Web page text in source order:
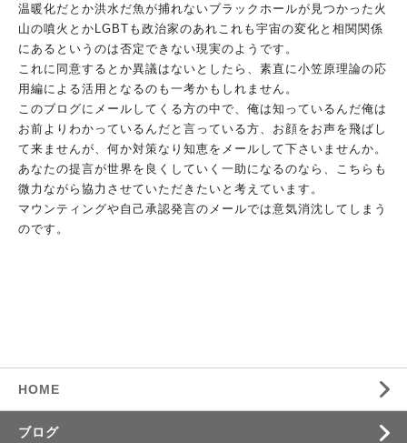
温暖化だとか洪水だ魚が捕れないブラックホールが見つかった火
山の噴火とかLGBTも政治家のあれこれも宇宙の変化と相関関係
に あるというのは否定できない現実のようです。
これに同意するとか異議はないとしたら、素直に小笠原理論の応
用 編による活用となるのも一考かもしれません。
このブログにメールしてくる方の中で、俺は知っているんだ俺は
お前よりわかっているんだと言っている方、 お顔をお声を飛ばし
て来ませんが、何か対策なり知恵をメールして下さいませんか。
あなたの提言が世界を良くしていく一助になるのなら、こちらも
微力ながら協力させていただきたいと考えています 。
マウンティングや自己承認発言のメールでは意気消沈してしまう
のです。
HOME
ブログ